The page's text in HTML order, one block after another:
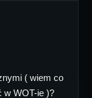
( wiem co
w WOT-ie )?